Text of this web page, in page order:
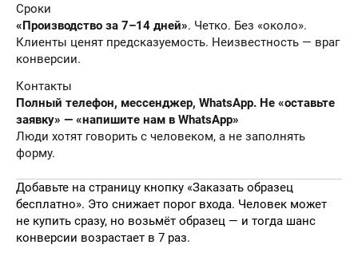
Сроки
«Производство за 7–14 дней». Четко. Без «около».
Клиенты ценят предсказуемость. Неизвестность — враг
конверсии.
Контакты
Полный телефон, мессенджер, WhatsApp. Не «оставьте
заявку» — «напишите нам в WhatsApp»
Люди хотят говорить с человеком, а не заполнять
форму.
Добавьте на страницу кнопку «Заказать образец
бесплатно». Это снижает порог входа. Человек может
не купить сразу, но возьмёт образец — и тогда шанс
конверсии возрастает в 7 раз.